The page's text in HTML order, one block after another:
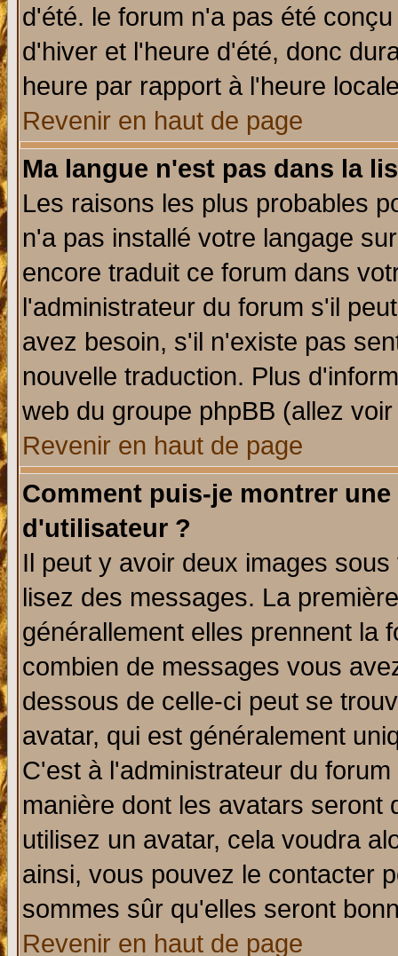
d'été. le forum n'a pas été
d'hiver et l'heure d'été, donc
heure par rapport à l'heure
Revenir en haut de page
Ma langue n'est pas dans la
Les raisons les plus probables
n'a pas installé votre langage
encore traduit ce forum dans
l'administrateur du forum s'il
avez besoin, s'il n'existe pas
nouvelle traduction. Plus
web du groupe phpBB (allez
Revenir en haut de page
Comment puis-je montrer
d'utilisateur ?
Il peut y avoir deux images
lisez des messages. La
générallement elles prennent la
combien de messages vous
dessous de celle-ci peut se
avatar, qui est généralement
C'est à l'administrateur du
manière dont les avatars seront
utilisez un avatar, cela voudra
ainsi, vous pouvez le contacter
sommes sûr qu'elles seront
Revenir en haut de page